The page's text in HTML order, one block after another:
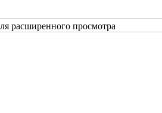
расширенного просмотра